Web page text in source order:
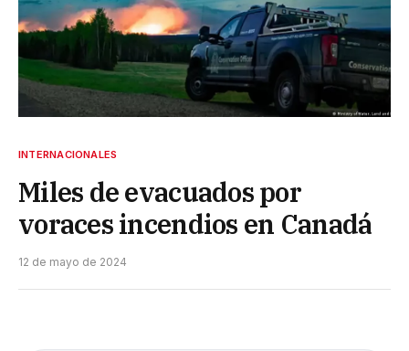
INTERNACIONALES
Miles de evacuados por
voraces incendios en Canadá
12 de mayo de 2024